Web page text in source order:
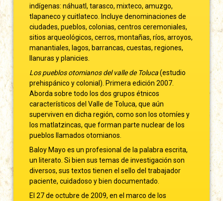
indígenas: náhuatl, tarasco, mixteco, amuzgo,
tlapaneco y cuitlateco. Incluye denominaciones de
ciudades, pueblos, colonias, centros ceremoniales,
sitios arqueológicos, cerros, montañas, ríos, arroyos,
manantiales, lagos, barrancas, cuestas, regiones,
llanuras y planicies.
Los pueblos otomianos del valle de Toluca(estudio
prehispánico y colonial). Primera edición 2007.
Aborda sobre todo los dos grupos étnicos
característicos del Valle de Toluca, que aún
superviven en dicha región, como son los otomíes y
los matlatzincas, que forman parte nuclear de los
pueblos llamados otomianos.
Baloy Mayo es un profesional de la palabra escrita,
un literato. Si bien sus temas de investigación son
diversos, sus textos tienen el sello del trabajador
paciente, cuidadoso y bien documentado.
El 27 de octubre de 2009, en el marco de los